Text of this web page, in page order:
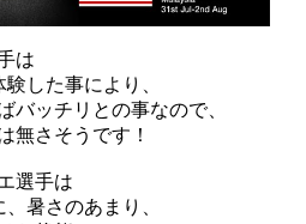
は
した事により、
バッチリとの事なので、
無さそうです！
選手は
暑さのあまり、